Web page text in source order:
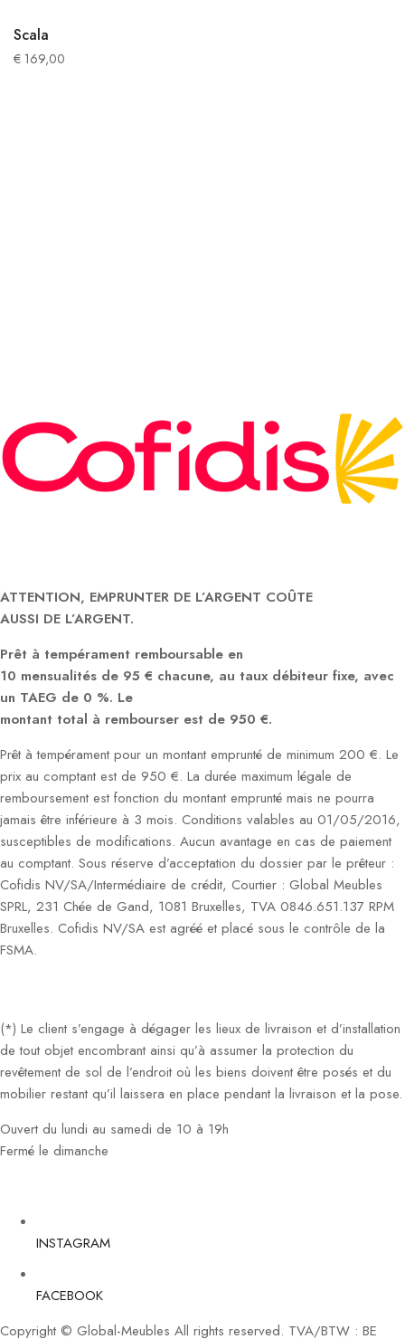
Scala
€ 169,00
ATTENTION, EMPRUNTER DE L’ARGENT COÛTE
AUSSI DE L’ARGENT.
Prêt à tempérament remboursable en
10 mensualités de 95 € chacune, au taux débiteur fixe, avec
un TAEG de 0 %. Le
montant total à rembourser est de 950 €.
Prêt à tempérament pour un montant emprunté de minimum 200 €. Le
prix au comptant est de 950 €. La durée maximum légale de
remboursement est fonction du montant emprunté mais ne pourra
jamais être inférieure à 3 mois. Conditions valables au 01/05/2016,
susceptibles de modifications. Aucun avantage en cas de paiement
au comptant. Sous réserve d’acceptation du dossier par le prêteur :
Cofidis NV/SA/Intermédiaire de crédit, Courtier : Global Meubles
SPRL, 231 Chée de Gand, 1081 Bruxelles, TVA 0846.651.137 RPM
Bruxelles. Cofidis NV/SA est agréé et placé sous le contrôle de la
FSMA.
(*) Le client s’engage à dégager les lieux de livraison et d’installation
de tout objet encombrant ainsi qu’à assumer la protection du
revêtement de sol de l’endroit où les biens doivent être posés et du
mobilier restant qu’il laissera en place pendant la livraison et la pose.
Ouvert du lundi au samedi de 10 à 19h
Fermé le dimanche
INSTAGRAM
FACEBOOK
Copyright © Global-Meubles All rights reserved. TVA/BTW : BE